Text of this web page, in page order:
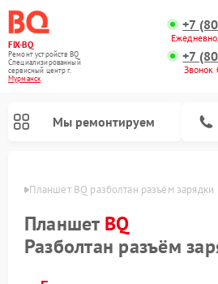
FIX-BQ
Ремонт устройств BQ
Специализированный
cервисный центр г.
Мурманск
+7
+7
Звонок
Мы ремонтируем
Планшет BQ разболтан разъём зарядки
Планшет BQ
Разболтан разъём